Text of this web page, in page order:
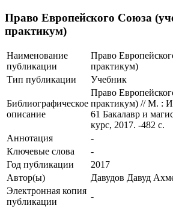
Право Европейского Союза
практикум)
Наименование
публикации
Право
практикум)
Тип публикации
Учебник
Библиографическое
описание
Право
практикум) // М. :
61 Бакалавр и
курс, 2017. -482 с.
Аннотация
-
Ключевые cлова
-
Год публикации
2017
Автор(ы)
Давудов Давуд
Электронная копия
публикации
-